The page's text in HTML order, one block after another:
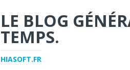
LE BLOG
TEMPS.
HIASOFT.FR